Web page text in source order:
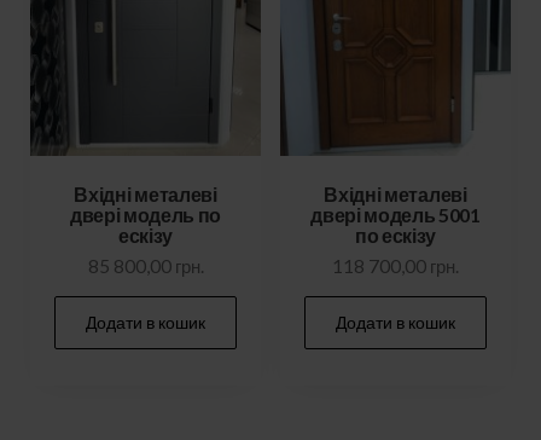
Вхідні металеві
двері модель по
ескізу
85 800,00 грн.
Додати в кошик
Вхідні металеві
двері модель 5001
по ескізу
118 700,00 грн.
Додати в кошик